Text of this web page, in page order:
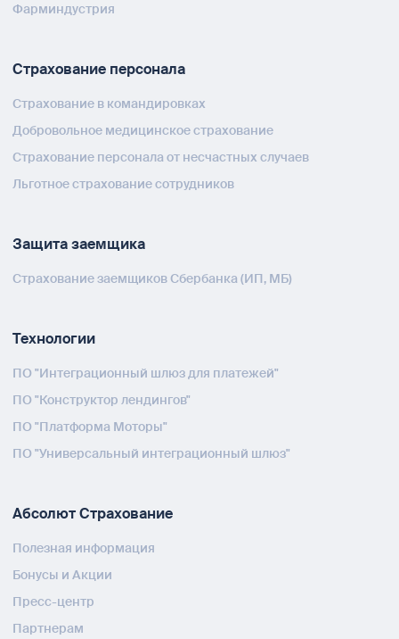
Фарминдустрия
Страхование персонала
Страхование в командировках
Добровольное медицинское страхование
Страхование персонала от несчастных случаев
Льготное страхование сотрудников
Защита заемщика
Страхование заемщиков Сбербанка (ИП, МБ)
Технологии
ПО "Интеграционный шлюз для платежей"
ПО "Конструктор лендингов"
ПО "Платформа Моторы"
ПО "Универсальный интеграционный шлюз"
Абсолют Страхование
Полезная информация
Бонусы и Акции
Пресс-центр
Партнерам